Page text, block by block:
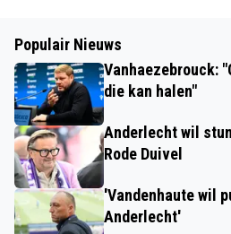
Populair Nieuws
Vanhaezebrouck:
die kan halen"
Anderlecht wil
Rode Duivel
'Vandenhaute wil
Anderlecht'